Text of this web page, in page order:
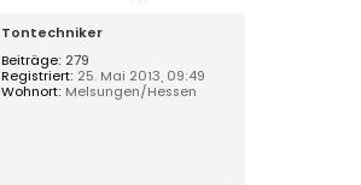
Tontechniker
Beiträge: 279
Registriert: 25. Mai 2013, 09:49
Wohnort: Melsungen/Hessen